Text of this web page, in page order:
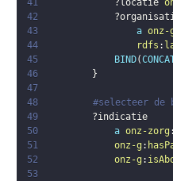
41
?locatie
42
43
a onz-
44
rdfs :
45
BIND(
46
}
47
48
#selecteer de
49
?indicatie
50
a onz-zorg
51
onz-g :
52
onz-g :
53